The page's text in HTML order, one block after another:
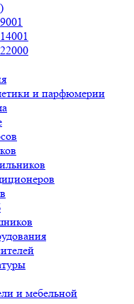
и парфюмерии
и мебельной